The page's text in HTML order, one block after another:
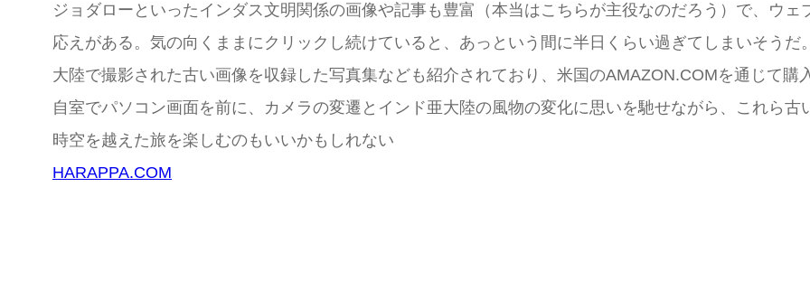
ジョダローといったインダス文明関係の画像や記事も豊富（本当はこちらが主役なのだろう）で、ウ
応えがある。気の向くままにクリックし続けていると、あっという間に半日くらい過ぎてしまいそう
大陸で撮影された古い画像を収録した写真集なども紹介されており、米国のAMAZON.COMを通じて購
自室でパソコン画面を前に、カメラの変遷とインド亜大陸の風物の変化に思いを馳せながら、これら
時空を越えた旅を楽しむのもいいかもしれない
HARAPPA.COM